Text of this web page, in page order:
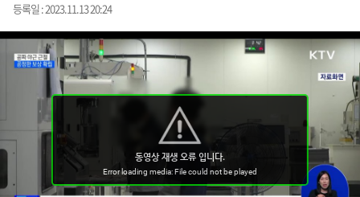
등록일 : 2023.11.13 20:24